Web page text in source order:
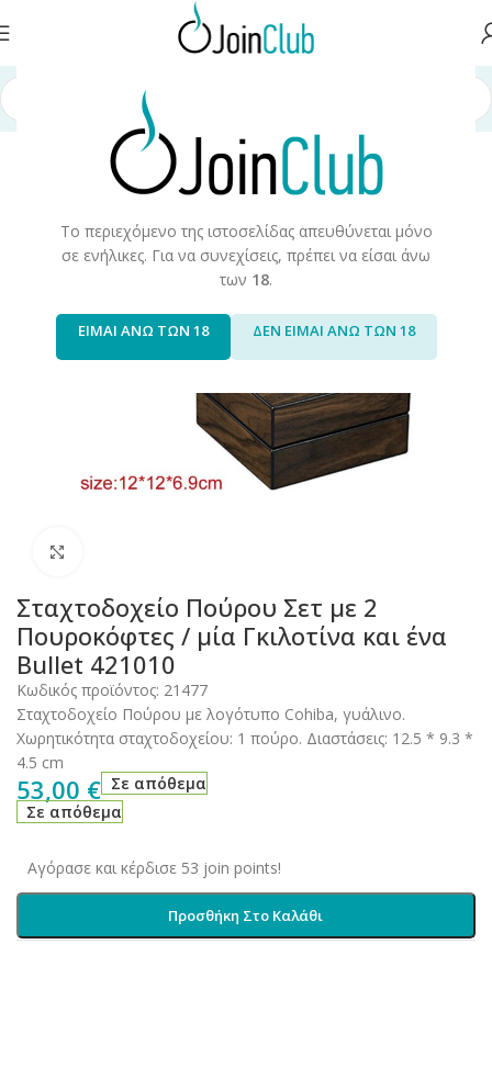
Το περιεχόμενο της ιστοσελίδας απευθύνεται μόνο
σε ενήλικες. Για να συνεχίσεις, πρέπει να είσαι άνω
των 18.
ΕΙΜΑΙ ΑΝΩ ΤΩΝ 18 ΔΕΝ ΕΙΜΑΙ ΑΝΩ ΤΩΝ 18
Καπνού Προϊόντα Καπνού & Αξεσουάρ
Σταχτοδοχείο Πούρου Σετ με 2
Πουροκόφτες / μία Γκιλοτίνα και ένα
Βullet 421010
Κωδικός προϊόντος: 21477
Σταχτοδοχείο Πούρου με λογότυπο Cohiba, γυάλινο.
Χωρητικότητα σταχτοδοχείου: 1 πούρο. Διαστάσεις: 12.5 * 9.3 *
4.5 cm
53,00 € Σε απόθεμα
Σε απόθεμα
Αγόρασε και κέρδισε 53 join points!
Προσθήκη Στο Καλάθι